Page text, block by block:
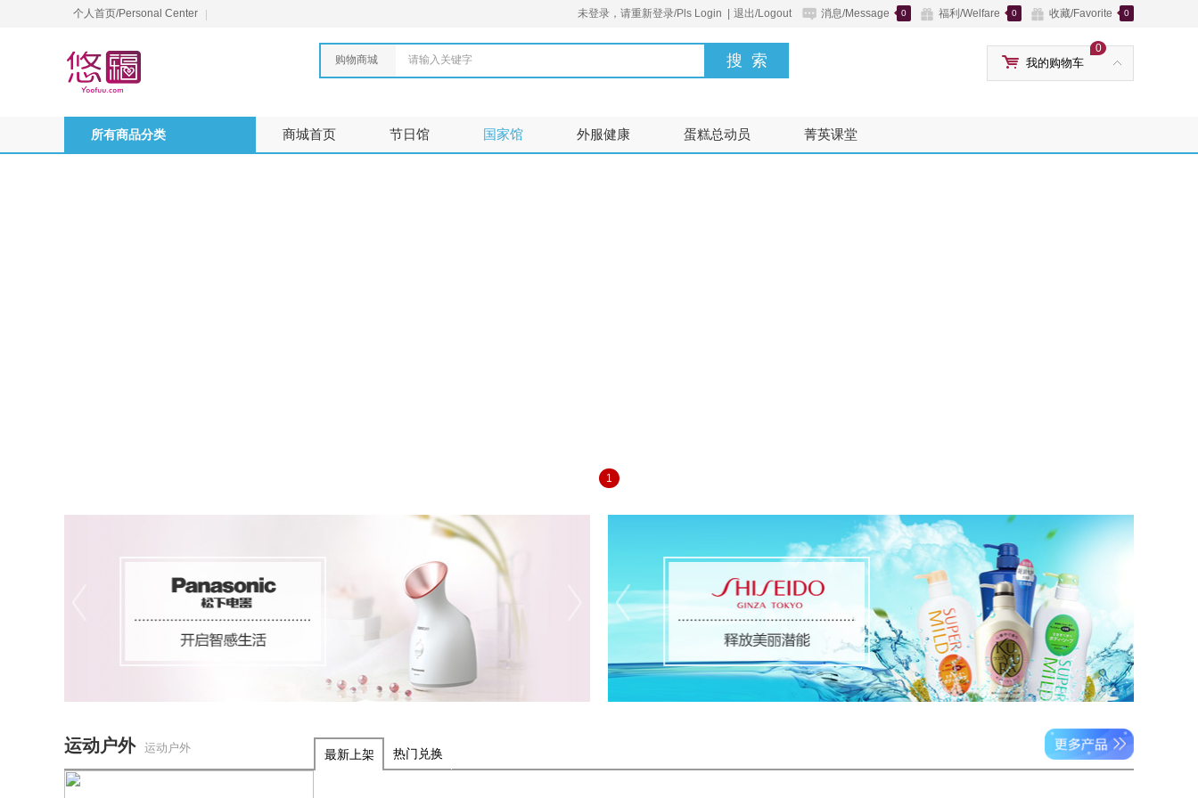
个人首页/Personal Center 收藏/Favorite 0
福利/Welfare 0
消息/Message 0
未登录，请重新登录/Pls Login 退出/Logout
购物商城 请输入关键字 我的购物车
0
所有商品分类 商城首页 节日馆 国家馆 外服健康 蛋糕总动员 菁英课堂
1
运动户外 运动户外
最新上架 热门兑换